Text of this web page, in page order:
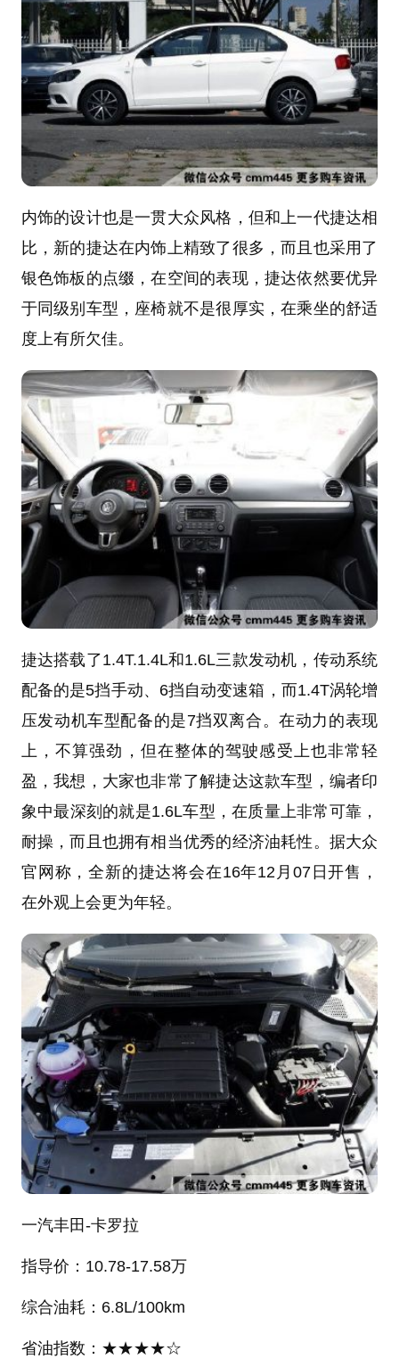
内饰的设计也是一贯大众风格，但和上一代捷达相
比，新的捷达在内饰上精致了很多，而且也采用了
银色饰板的点缀，在空间的表现，捷达依然要优异
于同级别车型，座椅就不是很厚实，在乘坐的舒适
度上有所欠佳。
捷达搭载了1.4T.1.4L和1.6L三款发动机，传动系统
配备的是5挡手动、6挡自动变速箱，而1.4T涡轮增
压发动机车型配备的是7挡双离合。在动力的表现
上，不算强劲，但在整体的驾驶感受上也非常轻
盈，我想，大家也非常了解捷达这款车型，编者印
象中最深刻的就是1.6L车型，在质量上非常可靠，
耐操，而且也拥有相当优秀的经济油耗性。据大众
官网称，全新的捷达将会在16年12月07日开售，
在外观上会更为年轻。
一汽丰田-卡罗拉
指导价：10.78-17.58万
综合油耗：6.8L/100km
省油指数：★★★★☆